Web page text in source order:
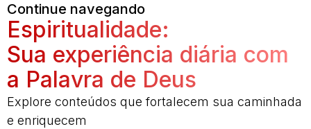
Continue navegando
Espiritualidade:
Sua experiência diária com
a Palavra de Deus
Explore conteúdos que fortalecem sua caminhada
e enriquecem